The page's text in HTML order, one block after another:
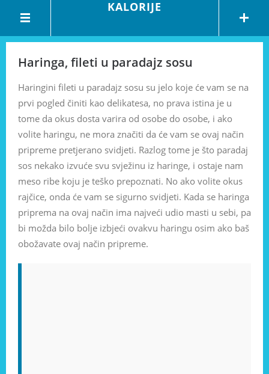
KALORIJE
Haringa, fileti u paradajz sosu
Haringini fileti u paradajz sosu su jelo koje će vam se na
prvi pogled činiti kao delikatesa, no prava istina je u
tome da okus dosta varira od osobe do osobe, i ako
volite haringu, ne mora značiti da će vam se ovaj način
pripreme pretjerano svidjeti. Razlog tome je što paradaj
sos nekako izvuće svu svježinu iz haringe, i ostaje nam
meso ribe koju je teško prepoznati. No ako volite okus
rajčice, onda će vam se sigurno svidjeti. Kada se haringa
priprema na ovaj način ima najveći udio masti u sebi, pa
bi možda bilo bolje izbjeći ovakvu haringu osim ako baš
obožavate ovaj način pripreme.